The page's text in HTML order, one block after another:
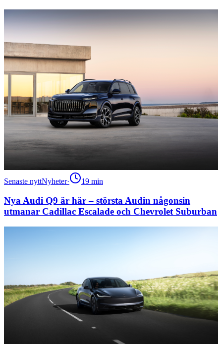
Senaste nyttNyheter· 19 min
Nya Audi Q9 är här – största Audin någonsin
utmanar Cadillac Escalade och Chevrolet Suburban